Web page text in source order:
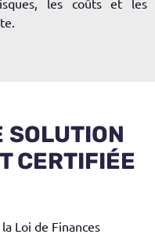
SOLUTION
CERTIFIÉE
Loi de Finances